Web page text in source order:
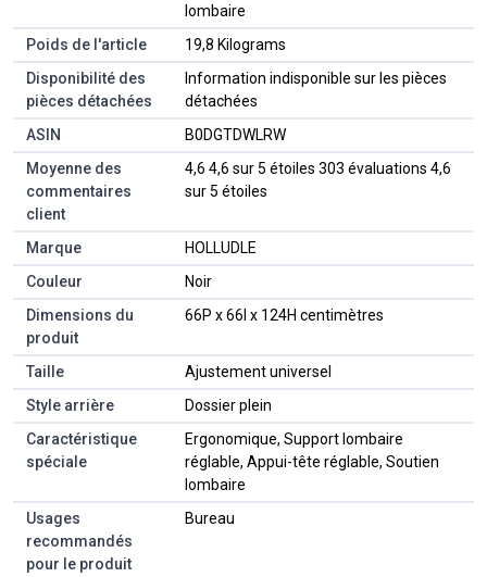
lombaire
Poids de l'article
‎19,8 Kilograms
Disponibilité des
pièces détachées
‎Information indisponible sur les pièces
détachées
ASIN
B0DGTDWLRW
Moyenne des
commentaires
client
4,6 4,6 sur 5 étoiles 303 évaluations 4,6
sur 5 étoiles
Marque
HOLLUDLE
Couleur
Noir
Dimensions du
produit
66P x 66l x 124H centimètres
Taille
Ajustement universel
Style arrière
Dossier plein
Caractéristique
spéciale
Ergonomique, Support lombaire
réglable, Appui-tête réglable, Soutien
lombaire
Usages
recommandés
pour le produit
Bureau